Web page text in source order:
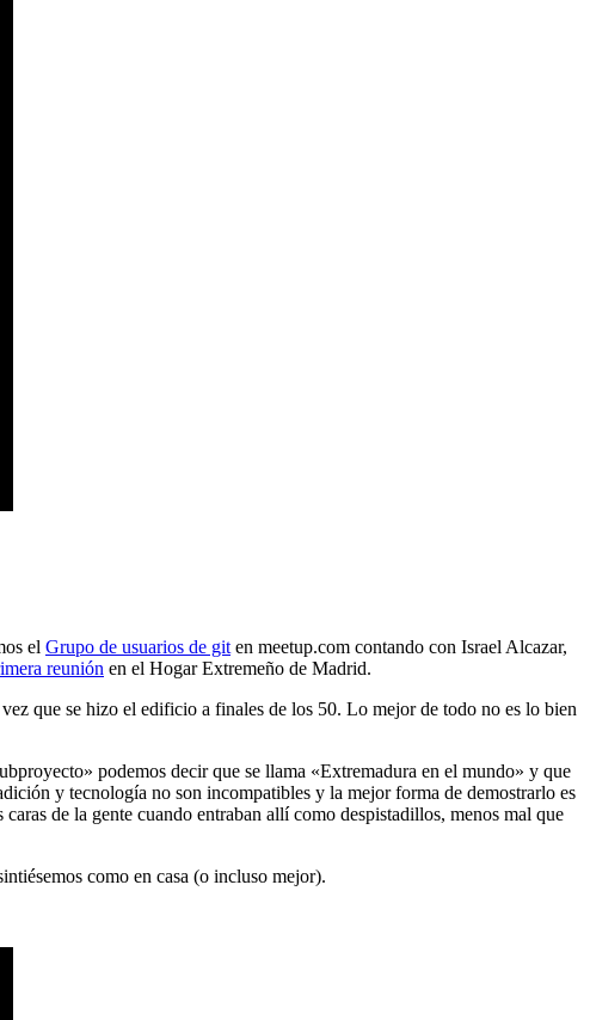
el Grupo de usuarios de git en meetup.com contando con Israel Alcazar,
reunión en el Hogar Extremeño de Madrid.
que se hizo el edificio a finales de los 50. Lo mejor de todo no es lo bien
podemos decir que se llama «Extremadura en el mundo» y que
y tecnología no son incompatibles y la mejor forma de demostrarlo es
de la gente cuando entraban allí como despistadillos, menos mal que
como en casa (o incluso mejor).